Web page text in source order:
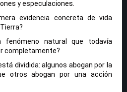
y especulaciones.
evidencia concreta de vida
fenómeno natural que todavía
completamente?
dividida: algunos abogan por la
otros abogan por una acción